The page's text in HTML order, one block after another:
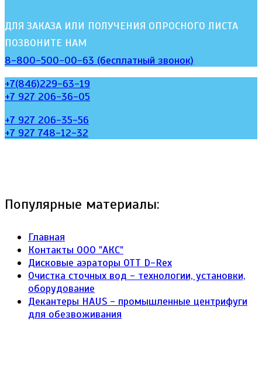
ДЛЯ ЗАКАЗА ИЛИ ПОЛУЧЕНИЯ ОПРОСНОГО ЛИСТА
ПОЗВОНИТЕ НАМ
8-800-500-00-63 (бесплатный звонок)
+7(846)229-63-19
+7 927 206-36-05
+7 927 206-35-56
+7 927 748-12-32
Популярные материалы:
Главная
Контакты ООО "АКС"
Дисковые аэраторы ОТТ D-Rex
Очистка сточных вод - технологии, установки,
оборудование
Декантеры HAUS - промышленные центрифуги
для обезвоживания